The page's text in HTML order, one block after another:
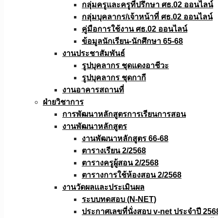
กลุ่มครูและครูที่ปรึกษา ศธ.02 ออนไลน์
กลุ่มบุคลากร/เจ้าหน้าที่ ศธ.02 ออนไลน์
คู่มือการใช้งาน ศธ.02 ออนไลน์
ข้อมูลนักเรียน-นักศึกษา 65-68
งานประชาสัมพันธ์
รูปบุคลากร ชุดแดงอาชีวะ
รูปบุคลากร ชุดกากี
งานอาคารสถานที่
ฝ่ายวิชาการ
การพัฒนาหลักสูตรการเรียนการสอน
งานพัฒนาหลักสูตร
งานพัฒนาหลักสูตร 66-68
ตารางเรียน 2/2568
ตารางครูผู้สอน 2/2568
ตารางการใช้ห้องสอน 2/2568
งานวัดผลเเละประเมินผล
ระบบทดสอบ (N-NET)
ประกาศเลขที่นั่งสอบ v-net ประจำปี